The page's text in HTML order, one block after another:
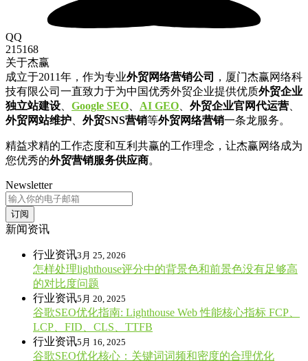
QQ
215168
关于杰赢
成立于2011年，作为专业外贸网络营销公司
，厦门杰赢网络科
技有限公司一直致力于为中国优秀外贸企业提供优质外贸企业
独立站建设
Google SEO AI GEO 外贸企业官网代运营
外贸网站维护
外贸SNS营销等外贸网络营销一条龙服务。
精益求精的工作态度和互利共赢的工作理念，让杰赢网络成为
您优秀的外贸营销服务供应商。
Newsletter
订阅
新闻资讯
行业资讯3月 25, 2026
怎样处理lighthouse评分中的背景色和前景色没有足够高
的对比度问题
行业资讯5月 20, 2025
谷歌SEO优化指南: Lighthouse Web 性能核心指标 FCP、
LCP、FID、CLS、TTFB
行业资讯5月 16, 2025
谷歌SEO优化核心：关键词词频和密度的合理优化